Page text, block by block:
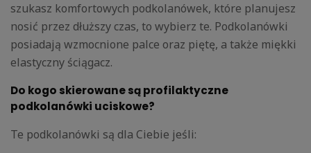
szukasz komfortowych podkolanówek, które planujesz
nosić przez dłuższy czas, to wybierz te. Podkolanówki
posiadają wzmocnione palce oraz piętę, a także miękki
elastyczny ściągacz.
Do kogo skierowane są profilaktyczne
podkolanówki uciskowe?
Te podkolanówki są dla Ciebie jeśli: